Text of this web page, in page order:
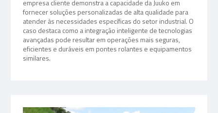
empresa cliente demonstra a capacidade da Juuko em
fornecer soluções personalizadas de alta qualidade para
atender às necessidades específicas do setor industrial. O
caso destaca como a integração inteligente de tecnologias
avançadas pode resultar em operações mais seguras,
eficientes e duráveis em pontes rolantes e equipamentos
similares.